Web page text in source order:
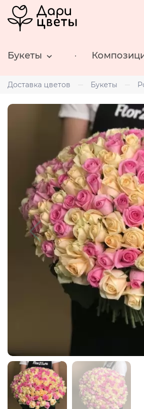
Букеты
Доставка цветов Букеты